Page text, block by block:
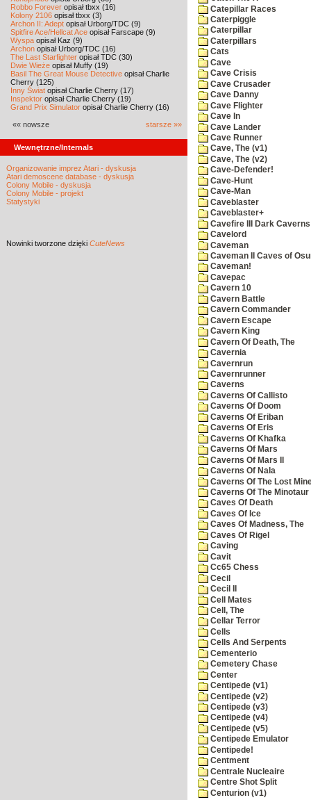
Robbo Forever opisał tbxx (16)
Kolony 2106 opisał tbxx (3)
Archon II: Adept opisał Urborg/TDC (9)
Spitfire Ace/Hellcat Ace opisał Farscape (9)
Wyspa opisał Kaz (9)
Archon opisał Urborg/TDC (16)
The Last Starfighter opisał TDC (30)
Dwie Wieże opisał Muffy (19)
Basil The Great Mouse Detective opisał Charlie
Cherry (125)
Inny Świat opisał Charlie Cherry (17)
Inspektor opisał Charlie Cherry (19)
Grand Prix Simulator opisał Charlie Cherry (16)
«« nowsze starsze »»
Wewnętrzne/Internals
Organizowanie imprez Atari - dyskusja
Atari demoscene database - dyskusja
Colony Mobile - dyskusja
Colony Mobile - projekt
Statystyki
Nowinki tworzone dzięki CuteNews
Catepillar Races
Caterpiggle
Caterpillar
Caterpillars
Cats
Cave
Cave Crisis
Cave Crusader
Cave Danny
Cave Flighter
Cave In
Cave Lander
Cave Runner
Cave, The (v1)
Cave, The (v2)
Cave-Defender!
Cave-Hunt
Cave-Man
Caveblaster
Caveblaster+
Cavefire III Dark Caverns
Cavelord
Caveman
Caveman II Caves of
Caveman!
Cavepac
Cavern 10
Cavern Battle
Cavern Commander
Cavern Escape
Cavern King
Cavern Of Death, The
Cavernia
Cavernrun
Cavernrunner
Caverns
Caverns Of Callisto
Caverns Of Doom
Caverns Of Eriban
Caverns Of Eris
Caverns Of Khafka
Caverns Of Mars
Caverns Of Mars II
Caverns Of Nala
Caverns Of The Lost
Caverns Of The Minotaur
Caves Of Death
Caves Of Ice
Caves Of Madness, The
Caves Of Rigel
Caving
Cavit
Cc65 Chess
Cecil
Cecil II
Cell Mates
Cell, The
Cellar Terror
Cells
Cells And Serpents
Cementerio
Cemetery Chase
Center
Centipede (v1)
Centipede (v2)
Centipede (v3)
Centipede (v4)
Centipede (v5)
Centipede Emulator
Centipede!
Centment
Centrale Nucleaire
Centre Shot Split
Centurion (v1)